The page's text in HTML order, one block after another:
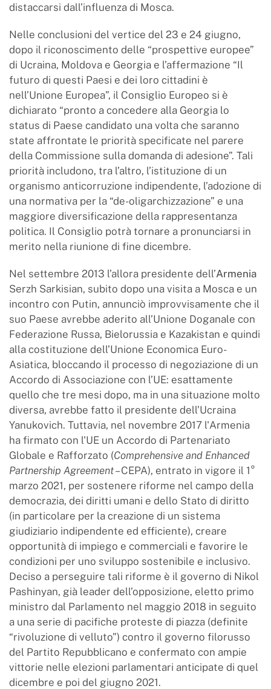
distaccarsi dall’influenza di Mosca.
Nelle conclusioni del vertice del 23 e 24 giugno,
dopo il riconoscimento delle “prospettive europee”
di Ucraina, Moldova e Georgia e l’affermazione “Il
futuro di questi Paesi e dei loro cittadini è
nell’Unione Europea”, il Consiglio Europeo si è
dichiarato “pronto a concedere alla Georgia lo
status di Paese candidato una volta che saranno
state affrontate le priorità specificate nel parere
della Commissione sulla domanda di adesione”. Tali
priorità includono, tra l’altro, l’istituzione di un
organismo anticorruzione indipendente, l’adozione di
una normativa per la “de-oligarchizzazione” e una
maggiore diversificazione della rappresentanza
politica. Il Consiglio potrà tornare a pronunciarsi in
merito nella riunione di fine dicembre.
Nel settembre 2013 l’allora presidente dell’Armenia
Serzh Sarkisian, subito dopo una visita a Mosca e un
incontro con Putin, annunciò improvvisamente che il
suo Paese avrebbe aderito all’Unione Doganale con
Federazione Russa, Bielorussia e Kazakistan e quindi
alla costituzione dell’Unione Economica Euro-
Asiatica, bloccando il processo di negoziazione di un
Accordo di Associazione con l’UE: esattamente
quello che tre mesi dopo, ma in una situazione molto
diversa, avrebbe fatto il presidente dell’Ucraina
Yanukovich. Tuttavia, nel novembre 2017 l'Armenia
ha firmato con l'UE un Accordo di Partenariato
Globale e Rafforzato (Comprehensive and Enhanced
Partnership Agreement– CEPA), entrato in vigore il 1°
marzo 2021, per sostenere riforme nel campo della
democrazia, dei diritti umani e dello Stato di diritto
(in particolare per la creazione di un sistema
giudiziario indipendente ed efficiente), creare
opportunità di impiego e commerciali e favorire le
condizioni per uno sviluppo sostenibile e inclusivo.
Deciso a perseguire tali riforme è il governo di Nikol
Pashinyan, già leader dell’opposizione, eletto primo
ministro dal Parlamento nel maggio 2018 in seguito
a una serie di pacifiche proteste di piazza (definite
“rivoluzione di velluto”) contro il governo filorusso
del Partito Repubblicano e confermato con ampie
vittorie nelle elezioni parlamentari anticipate di quel
dicembre e poi del giugno 2021.